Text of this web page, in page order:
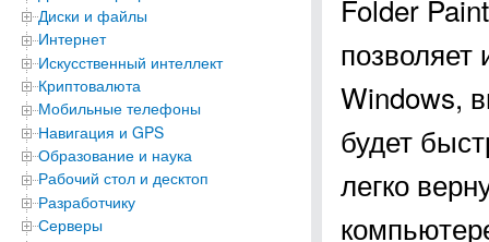
Диски и файлы
Интернет
Искусственный интеллект
Криптовалюта
Мобильные телефоны
Навигация и GPS
Образование и наука
Рабочий стол и десктоп
Разработчику
Серверы
Folder
Windows,
будет
легко